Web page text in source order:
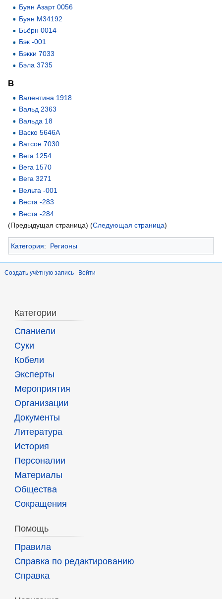
Буян Азарт 0056
Буян М34192
Бьёрн 0014
Бэк -001
Бэкки 7033
Бэла 3735
В
Валентина 1918
Вальд 2363
Вальда 18
Васко 5646А
Ватсон 7030
Вега 1254
Вега 1570
Вега 3271
Вельта -001
Веста -283
Веста -284
(Предыдущая страница) (Следующая страница)
Категория: Регионы
Создать учётную запись Войти
Категории
Спаниели
Суки
Кобели
Эксперты
Мероприятия
Организации
Документы
Литература
История
Персоналии
Материалы
Общества
Сокращения
Помощь
Правила
Справка по редактированию
Справка